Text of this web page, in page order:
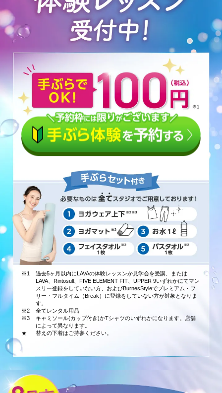
※1
過去5ヶ月以内にLAVAの体験レッスンか見学会を受講、または
LAVA、Rintosull、FIVE ELEMENT FIT、UPPER 9いずれかにてマン
スリー登録をしていない方、およびBurnesStyleでプレミアム・フ
リー・フルタイム（Break）に登録をしていない方が対象となりま
す。
※2
全てレンタル用品
※3
キャミソール(カップ付き)かTシャツのいずれかになります。店舗
によって異なります。
★
替えの下着はご持参ください。